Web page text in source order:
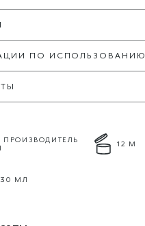
ПО ИСПОЛЬЗОВАНИЮ
ПРОИЗВОДИТЕЛЬ
12 М
МЛ